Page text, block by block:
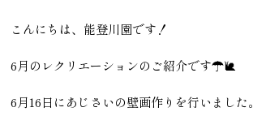
こんにちは、能登川園です！
6月のレクリエーションのご紹介です☂🐌
6月16日にあじさいの壁画作りを行いました。